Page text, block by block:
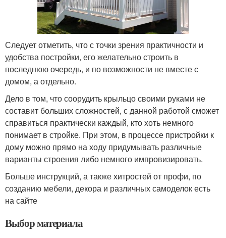
Следует отметить, что с точки зрения практичности и
удобства постройки, его желательно строить в
последнюю очередь, и по возможности не вместе с
домом, а отдельно.
Дело в том, что соорудить крыльцо своими руками не
составит больших сложностей, с данной работой сможет
справиться практически каждый, кто хоть немного
понимает в стройке. При этом, в процессе пристройки к
дому можно прямо на ходу придумывать различные
варианты строения либо немного импровизировать.
Больше инструкций, а также хитростей от профи, по
созданию мебели, декора и различных самоделок есть
на сайте
Выбор материала